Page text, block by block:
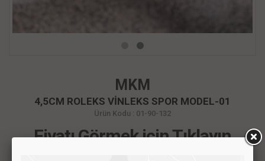
MKM
4,5CM ROLEKS VİNLEKS SPOR MODEL-01
Ürün Kodu : 01-90-132
Fiyatı Görmek için Tıklayın